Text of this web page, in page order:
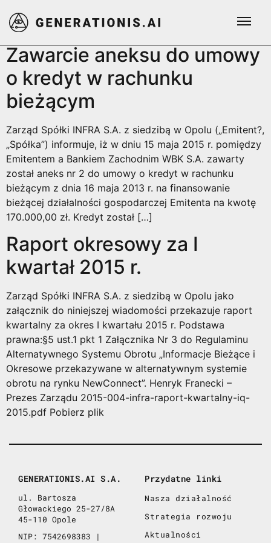
Dzień:2015-05-15
Zawarcie aneksu do umowy
o kredyt w rachunku
bieżącym
Zarząd Spółki INFRA S.A. z siedzibą w Opolu („Emitent?,
„Spółka”) informuje, iż w dniu 15 maja 2015 r. pomiędzy
Emitentem a Bankiem Zachodnim WBK S.A. zawarty
został aneks nr 2 do umowy o kredyt w rachunku
bieżącym z dnia 16 maja 2013 r. na finansowanie
bieżącej działalności gospodarczej Emitenta na kwotę
170.000,00 zł. Kredyt został […]
Raport okresowy za I
kwartał 2015 r.
Zarząd Spółki INFRA S.A. z siedzibą w Opolu jako
załącznik do niniejszej wiadomości przekazuje raport
kwartalny za okres I kwartału 2015 r. Podstawa
prawna:§5 ust.1 pkt 1 Załącznika Nr 3 do Regulaminu
Alternatywnego Systemu Obrotu „Informacje Bieżące i
Okresowe przekazywane w alternatywnym systemie
obrotu na rynku NewConnect”. Henryk Franecki –
Prezes Zarządu 2015-004-infra-raport-kwartalny-iq-
2015.pdf Pobierz plik
GENERATIONIS.AI S.A.
ul. Bartosza
Głowackiego 25-27/8A
45-110 Opole
NIP: 7542698383 |
Przydatne linki
Nasza działalność
Strategia rozwoju
Aktualności